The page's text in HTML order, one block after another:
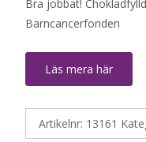
Bra jobbat!
Barncancerfonden
Läs mera här
Artikelnr: 13161